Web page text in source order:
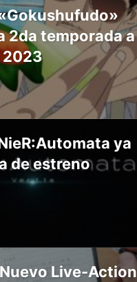
2da temporada a
2023
ya
de estreno
Live-Action